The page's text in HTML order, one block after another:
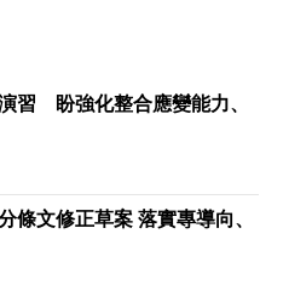
習 盼強化整合應變能力、
條文修正草案 落實專導向、